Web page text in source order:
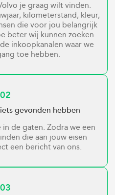
je graag wilt vinden.
kilometerstand, kleur,
die voor jou belangrijk
beter wij kunnen zoeken
inkoopkanalen waar we
toe hebben.
02
gevonden hebben
de gaten. Zodra we een
die aan jouw eisen
een bericht van ons.
03